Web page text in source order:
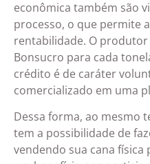
econômica também são
processo, o que permite
rentabilidade. O
Bonsucro para cada
crédito é de caráter
comercializado em uma
Dessa forma, ao mesmo
tem a possibilidade de
vendendo sua cana física